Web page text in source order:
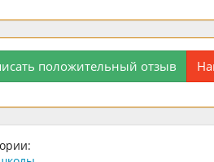
положительный отзыв